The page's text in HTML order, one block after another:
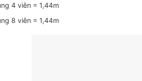
4 viên = 1,44m
8 viên = 1,44m